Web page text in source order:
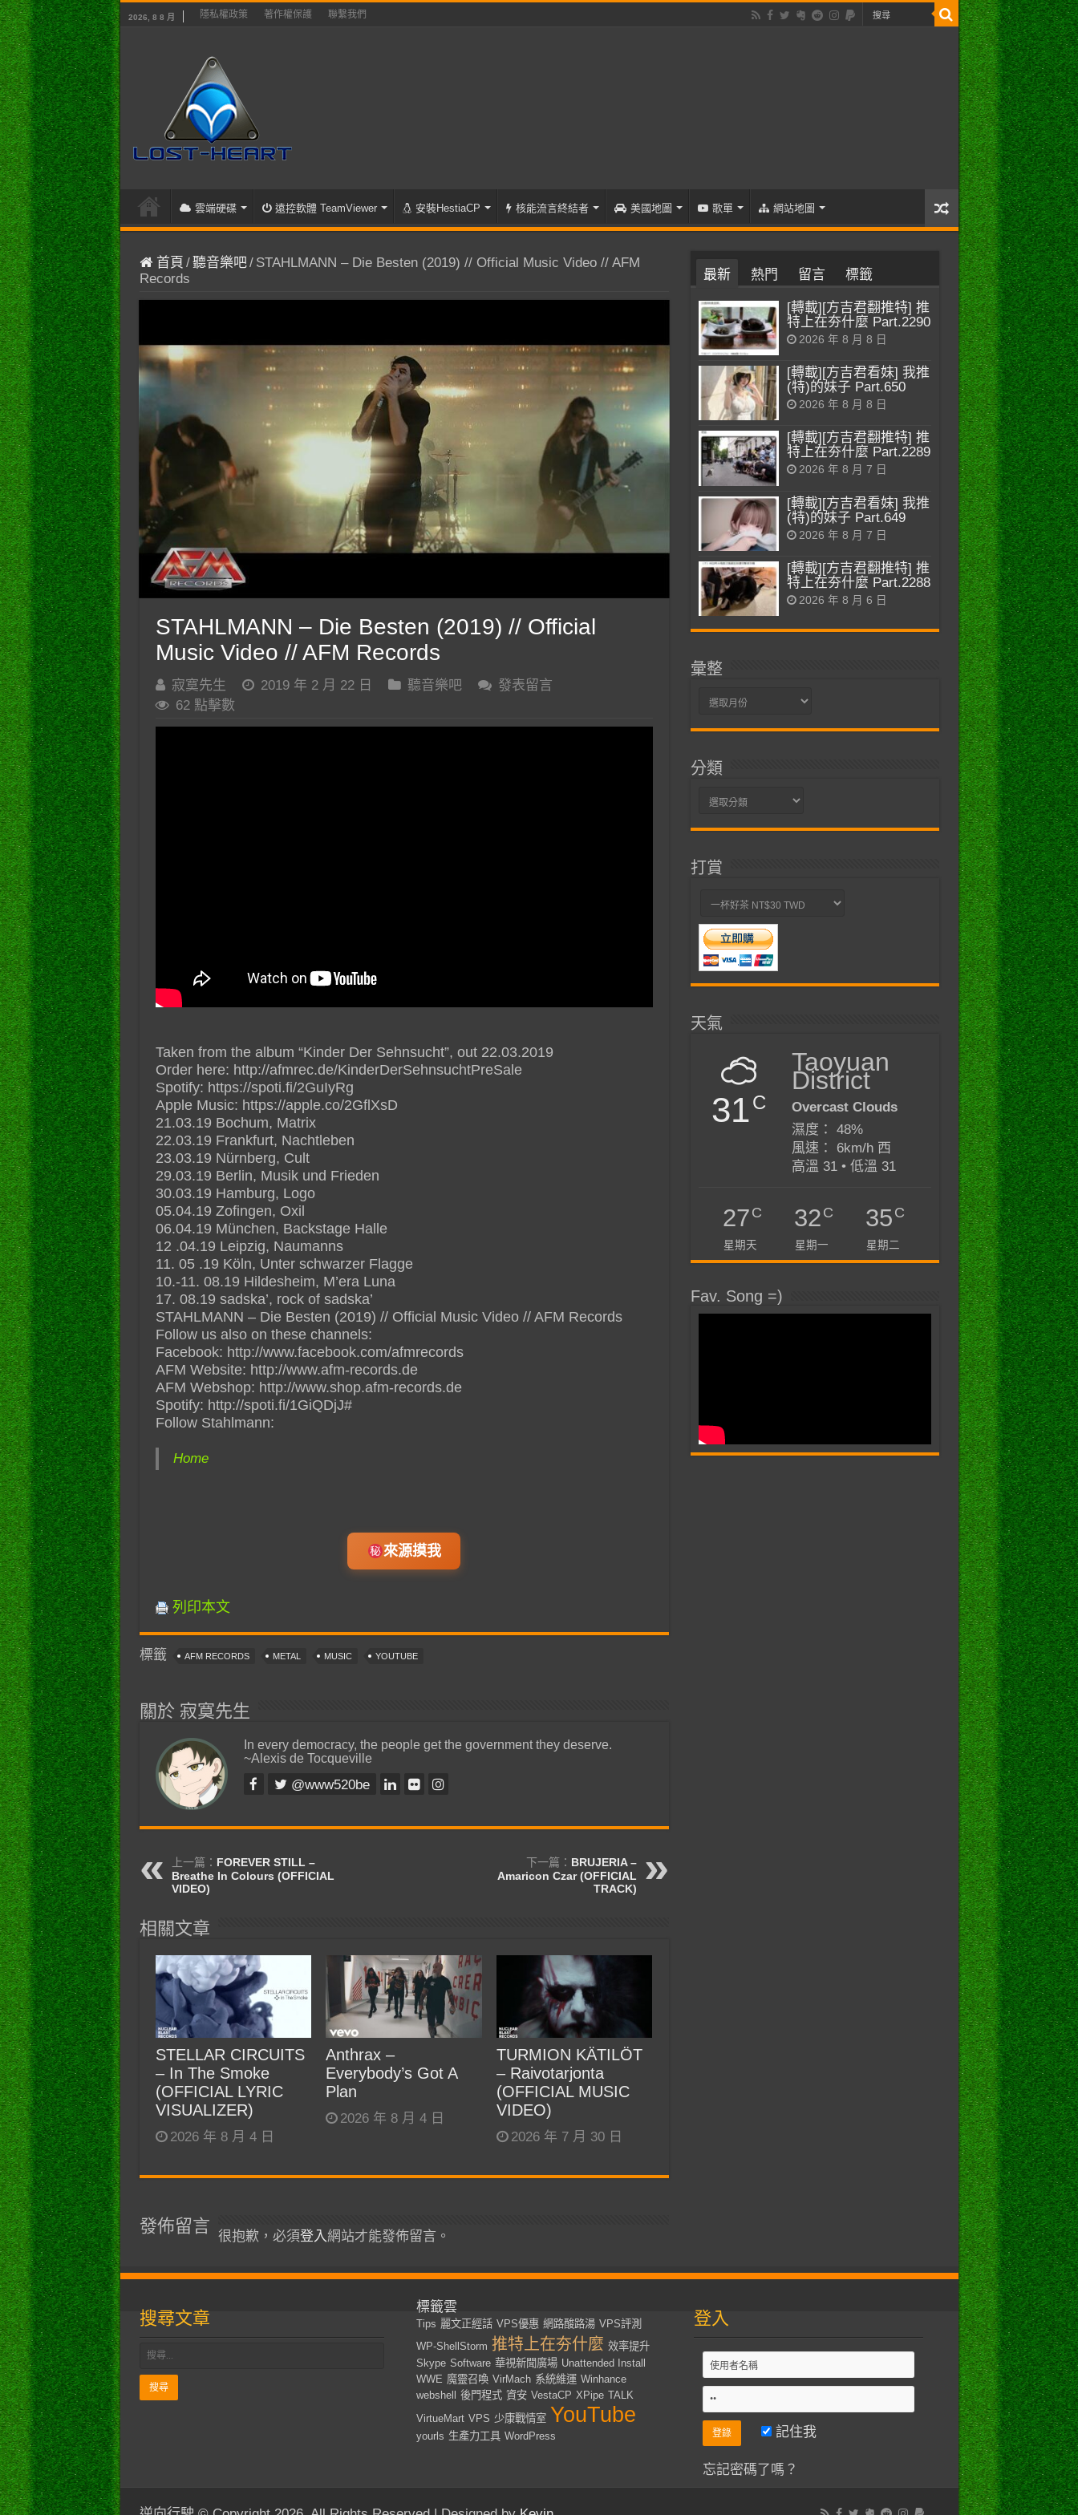
2026, 8 8 月 隱私權政策 著作權保護 聯繫我們
雲端硬碟 遠控軟體 TeamViewer 安裝HestiaCP 核能流言終結者 美國地圖 歌單 網站地圖
首頁 /聽音樂吧/ STAHLMANN – Die Besten (2019) // Official Music Video // AFM
Records
STAHLMANN – Die Besten (2019) // Official
Music Video // AFM Records
寂寞先生 2019 年 2 月 22 日 聽音樂吧
發表留言
62 點擊數
Taken from the album “Kinder Der Sehnsucht”, out 22.03.2019
Order here: http://afmrec.de/KinderDerSehnsuchtPreSale
Spotify: https://spoti.fi/2GuIyRg
Apple Music: https://apple.co/2GflXsD
21.03.19 Bochum, Matrix
22.03.19 Frankfurt, Nachtleben
23.03.19 Nürnberg, Cult
29.03.19 Berlin, Musik und Frieden
30.03.19 Hamburg, Logo
05.04.19 Zofingen, Oxil
06.04.19 München, Backstage Halle
12 .04.19 Leipzig, Naumanns
11. 05 .19 Köln, Unter schwarzer Flagge
10.-11. 08.19 Hildesheim, M’era Luna
17. 08.19 sadska’, rock of sadska’
STAHLMANN – Die Besten (2019) // Official Music Video // AFM Records
Follow us also on these channels:
Facebook: http://www.facebook.com/afmrecords
AFM Website: http://www.afm-records.de
AFM Webshop: http://www.shop.afm-records.de
Spotify: http://spoti.fi/1GiQDjJ#
Follow Stahlmann:
Home
來源摸我
列印本文
標籤 AFM RECORDS METAL MUSIC YOUTUBE
關於 寂寞先生
In every democracy, the people get the government they deserve.
~Alexis de Tocqueville
@www520be
上一篇： FOREVER STILL –
Breathe In Colours (OFFICIAL
VIDEO)
下一篇： BRUJERIA –
Amaricon Czar (OFFICIAL
TRACK)
相關文章
STELLAR CIRCUITS
– In The Smoke
(OFFICIAL LYRIC
VISUALIZER)
2026 年 8 月 4 日
Anthrax –
Everybody’s Got A
Plan
2026 年 8 月 4 日
TURMION KÄTILÖT
– Raivotarjonta
(OFFICIAL MUSIC
VIDEO)
2026 年 7 月 30 日
發佈留言
很抱歉，必須登入網站才能發佈留言。
最新 熱門 留言 標籤
[轉載][方吉君翻推特] 推
特上在夯什麼 Part.2290
2026 年 8 月 8 日
[轉載][方吉君看妹] 我推
(特)的妹子 Part.650
2026 年 8 月 8 日
[轉載][方吉君翻推特] 推
特上在夯什麼 Part.2289
2026 年 8 月 7 日
[轉載][方吉君看妹] 我推
(特)的妹子 Part.649
2026 年 8 月 7 日
[轉載][方吉君翻推特] 推
特上在夯什麼 Part.2288
2026 年 8 月 6 日
彙整
彙
分類
分
打賞
天氣
31C
Taoyuan
District
Overcast Clouds
濕度： 48%
風速： 6km/h 西
高溫 31 • 低溫 31
27C
星期天
32C
星期一
35C
星期二
Fav. Song =)
搜尋文章
標籤雲
Tips 麗文正經話 VPS優惠 網路酸路湯 VPS評測
WP-ShellStorm 推特上在夯什麼 效率提升
Skype Software 華視新聞廣場 Unattended Install
WWE 魔靈召喚 VirMach 系統維運 Winhance
webshell
後門程式 資安 VestaCP XPipe TALK
VirtueMart VPS 少康戰情室 YouTube
yourls 生產力工具 WordPress
登入
記住我
忘記密碼了嗎？